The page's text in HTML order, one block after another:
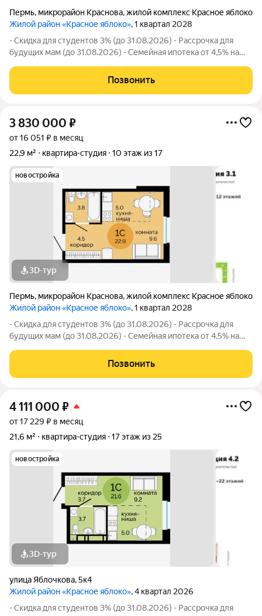
Пермь, микрорайон Краснова,жилой комплекс Красное яблоко
Жилой район «Красное яблоко», 1 квартал 2028
- Скидка для студентов 3% (до 31.08.2026) - Рассрочка для
будущих мам (до 31.08.2026) - Семейная ипотека от 4,5% на
31.08.2026) - Скидка до 3% за каждого ребёнка (до 31.08.2026)
- Материнский
Позвонить
3 830 000 ₽
от 16 051 ₽ в месяц
22,9 м²
квартира-студия 10 этаж из 17
новостройка
3D-тур
Пермь, микрорайон Краснова,жилой комплекс Красное яблоко
Жилой район «Красное яблоко», 1 квартал 2028
- Скидка для студентов 3% (до 31.08.2026) - Рассрочка для
будущих мам (до 31.08.2026) - Семейная ипотека от 4,5% на
31.08.2026) - Скидка до 3% за каждого ребёнка (до 31.08.2026)
- Материнский
Позвонить
4 111 000 ₽
от 17 229 ₽ в месяц
21,6 м²
квартира-студия 17 этаж из 25
новостройка
3D-тур
улица Яблочкова,5к4
Жилой район «Красное яблоко», 4 квартал 2026
- Скидка для студентов 3% (до 31.08.2026) - Рассрочка для